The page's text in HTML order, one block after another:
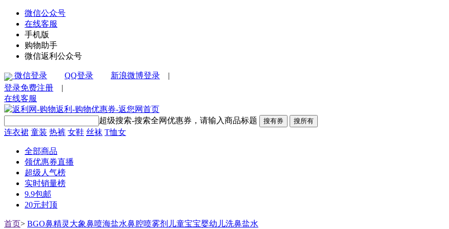
微信公众号
在线客服
手机版
购物助手
微信返利公众号
微信登录 QQ登录 新浪微博登录 |
登录免费注册 |
在线客服
超级搜索-搜索全网优惠券，请输入商品标题 搜有券 搜所有
连衣裙 童装 热裤 女鞋 丝袜 T恤女
全部商品
领优惠券直播
超级人气榜
实时销量榜
9.9包邮
20元封顶
首页> BGO鼻精灵大象鼻喷海盐水鼻腔喷雾剂儿童宝宝婴幼儿洗鼻盐水